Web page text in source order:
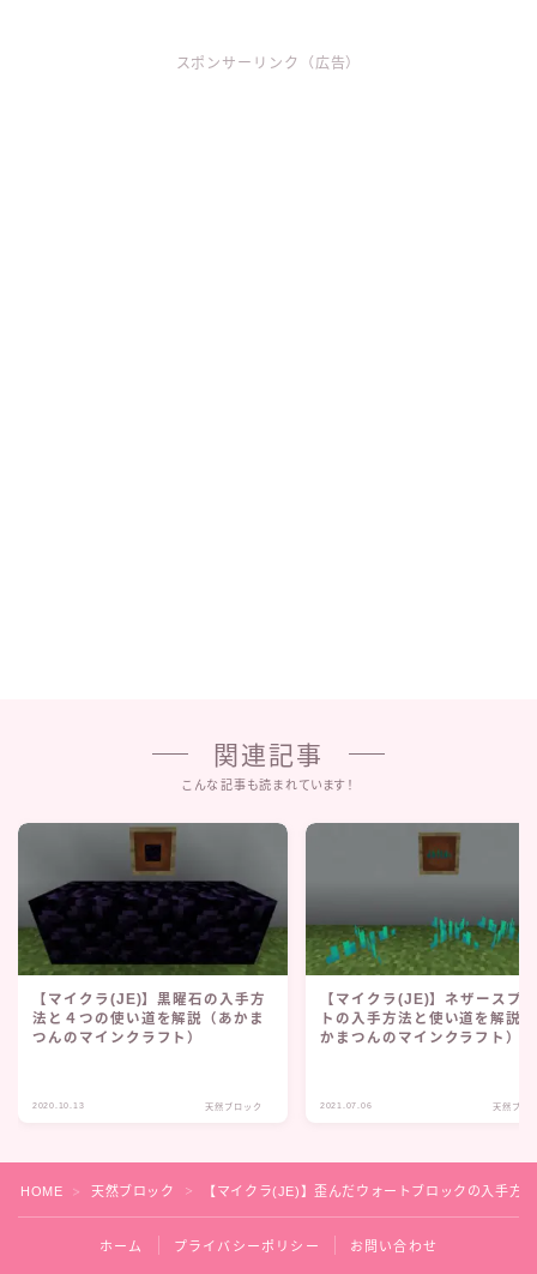
スポンサーリンク（広告）
関連記事
こんな記事も読まれています！
【マイクラ(JE)】黒曜石の入手方
法と４つの使い道を解説（あかま
つんのマインクラフト）
2020.10.13 天然ブロック
【マイクラ(JE)】ネザースプ
トの入手方法と使い道を解説
かまつんのマインクラフト）
2021.07.06 天然ブロ
HOME ＞ 天然ブロック ＞ 【マイクラ(JE)】歪んだウォートブロックの入手方
ホーム プライバシーポリシー お問い合わせ